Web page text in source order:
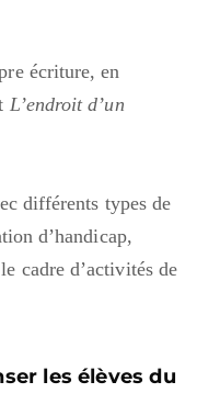
écriture, en
L’endroit d’un
différents types de
d’handicap,
cadre d’activités de
les élèves du